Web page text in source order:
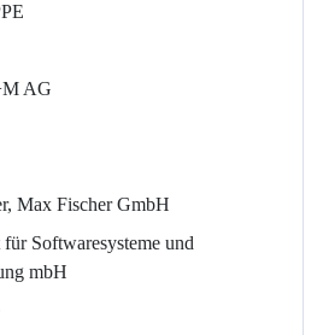
AG
Max Fischer GmbH
Softwaresysteme und
mbH